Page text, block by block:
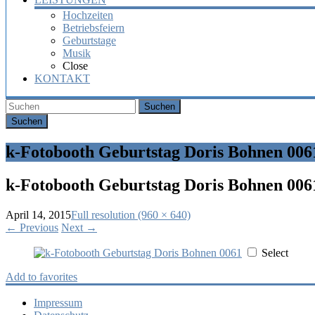
Hochzeiten
Betriebsfeiern
Geburtstage
Musik
Close
KONTAKT
Suchen
k-Fotobooth Geburtstag Doris Bohnen
k-Fotobooth Geburtstag Doris Bohnen
April 14, 2015Full resolution (960 × 640)
← Previous Next →
Select
Add to favorites
Impressum